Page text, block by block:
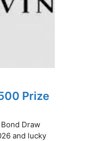
Prize
Draw
and lucky